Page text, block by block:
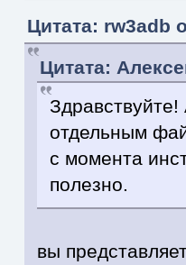
Цитата: rw3adb
Цитата:
отдельным
с момента
полезно.
вы